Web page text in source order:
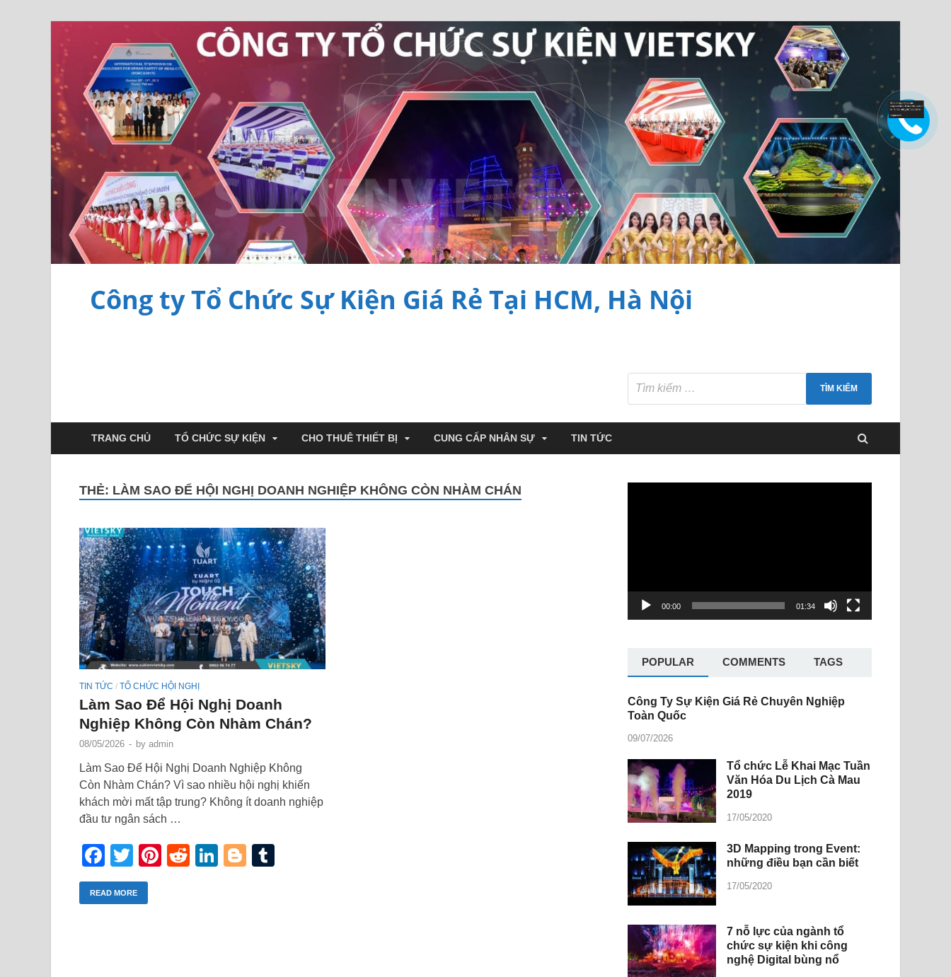
Công ty Tổ Chức Sự Kiện Giá Rẻ Tại HCM, Hà Nội
TRANG CHỦ TỔ CHỨC SỰ KIỆN CHO THUÊ THIẾT BỊ CUNG CẤP NHÂN SỰ TIN TỨC
THẺ: LÀM SAO ĐỂ HỘI NGHỊ DOANH NGHIỆP KHÔNG CÒN NHÀM CHÁN
TIN TỨC / TỔ CHỨC HỘI NGHỊ
Làm Sao Để Hội Nghị Doanh
Nghiệp Không Còn Nhàm Chán?
08/05/2026 - by admin
Làm Sao Để Hội Nghị Doanh Nghiệp Không
Còn Nhàm Chán? Vì sao nhiều hội nghị khiến
khách mời mất tập trung? Không ít doanh nghiệp
đầu tư ngân sách …
Facebook
Twitter
Pinterest
RedditLinkedIn
Blogger
READ MORE
00:00 01:34
POPULAR COMMENTS TAGS
Công Ty Sự Kiện Giá Rẻ Chuyên Nghiệp
Toàn Quốc
09/07/2026
Tổ chức Lễ Khai Mạc Tuần
Văn Hóa Du Lịch Cà Mau
2019
17/05/2020
3D Mapping trong Event:
những điều bạn cần biết
17/05/2020
7 nỗ lực của ngành tổ
chức sự kiện khi công
nghệ Digital bùng nổ